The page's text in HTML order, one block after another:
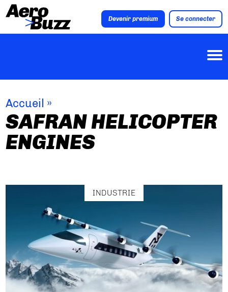
Devenir premium Se connecter
Accueil »
SAFRAN HELICOPTER
ENGINES
INDUSTRIE